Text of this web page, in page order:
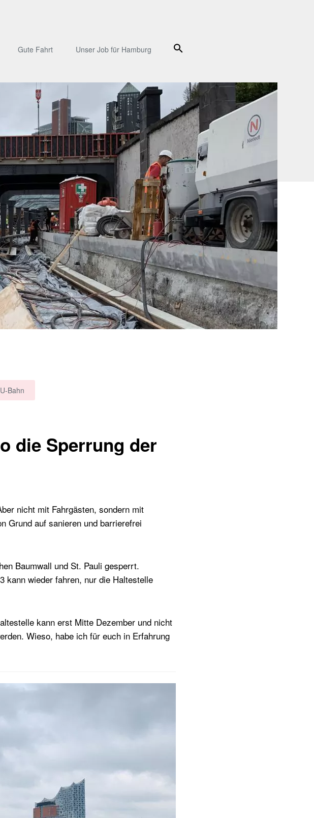
Gute Fahrt Unser Job für Hamburg Suche
U-Bahn
die Sperrung der
nicht mit Fahrgästen, sondern mit
Grund auf sanieren und barrierefrei
Baumwall und St. Pauli gesperrt.
kann wieder fahren, nur die Haltestelle
kann erst Mitte Dezember und nicht
Wieso, habe ich für euch in Erfahrung